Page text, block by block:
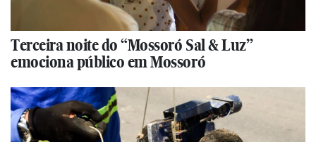
Terceira noite do “Mossoró Sal & Luz”
emociona público em Mossoró